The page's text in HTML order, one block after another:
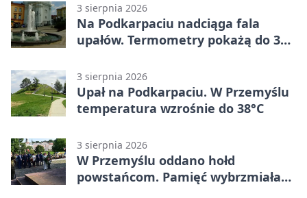
3 sierpnia 2026
Na Podkarpaciu nadciąga fala
upałów. Termometry pokażą do 36
3 sierpnia 2026
Upał na Podkarpaciu. W Przemyślu
temperatura wzrośnie do 38°C
3 sierpnia 2026
W Przemyślu oddano hołd
powstańcom. Pamięć wybrzmiała